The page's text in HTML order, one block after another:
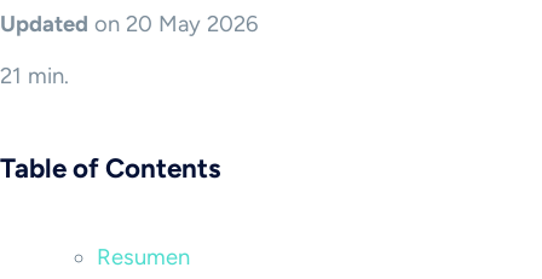
Updated on 20 May 2026
21 min.
Table of Contents
Resumen